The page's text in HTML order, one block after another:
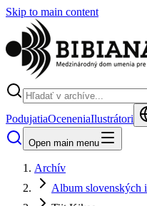
Skip to main content
PodujatiaOceneniaIlustrátori
Open main menu
Archív
Album slovenských